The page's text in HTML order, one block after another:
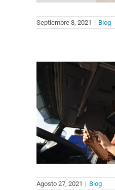
Septiembre 8, 2021 | Blog
Agosto 27, 2021 | Blog